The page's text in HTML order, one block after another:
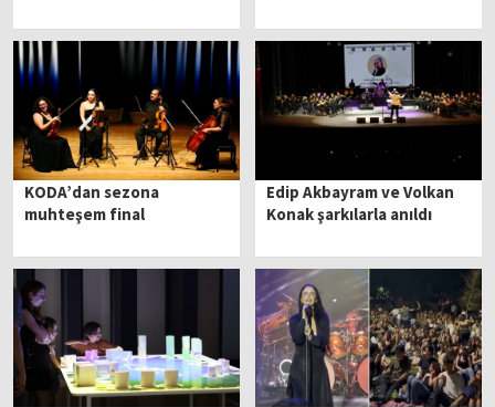
KODA’dan sezona
muhteşem final
Edip Akbayram ve Volkan
Konak şarkılarla anıldı